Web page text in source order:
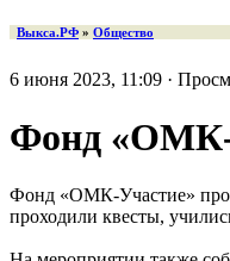
Выкса.РФ » Общество
6 июня 2023, 11:09 ·
Фонд «ОМК-
Фонд «ОМК-Участие»
проходили квесты,